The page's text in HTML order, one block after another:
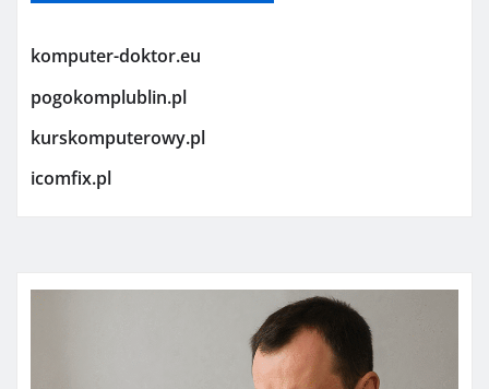
komputer-doktor.eu
pogokomplublin.pl
kurskomputerowy.pl
icomfix.pl